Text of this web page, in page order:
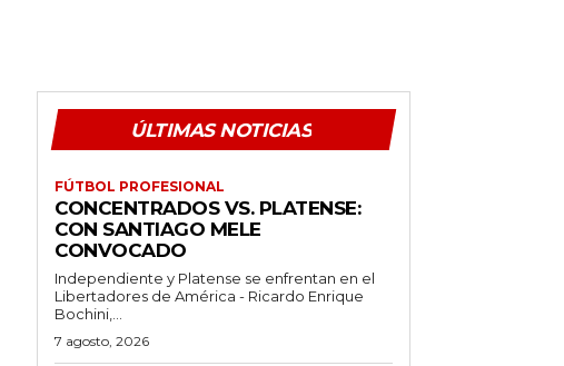
ÚLTIMAS NOTICIAS
FÚTBOL PROFESIONAL
CONCENTRADOS VS. PLATENSE:
CON SANTIAGO MELE
CONVOCADO
Independiente y Platense se enfrentan en el
Libertadores de América - Ricardo Enrique
Bochini,...
7 agosto, 2026